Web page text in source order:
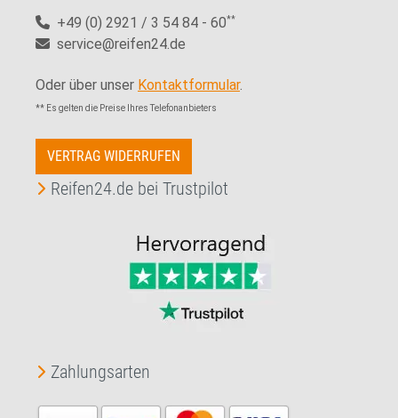
+49 (0) 2921 / 3 54 84 - 60**
service@reifen24.de
Oder über unser Kontaktformular.
** Es gelten die Preise Ihres Telefonanbieters
VERTRAG WIDERRUFEN
Reifen24.de bei Trustpilot
Zahlungsarten